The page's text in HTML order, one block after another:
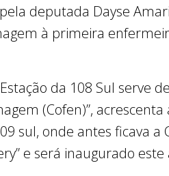
deputada Dayse
à primeira
da 108 Sul serve
(Cofen)”,
sul, onde antes ficava a
e será inaugurado este